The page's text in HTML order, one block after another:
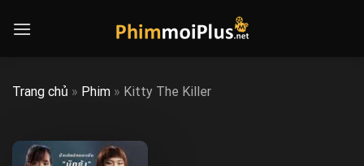
Trang chủ » Phim » Kitty The Killer